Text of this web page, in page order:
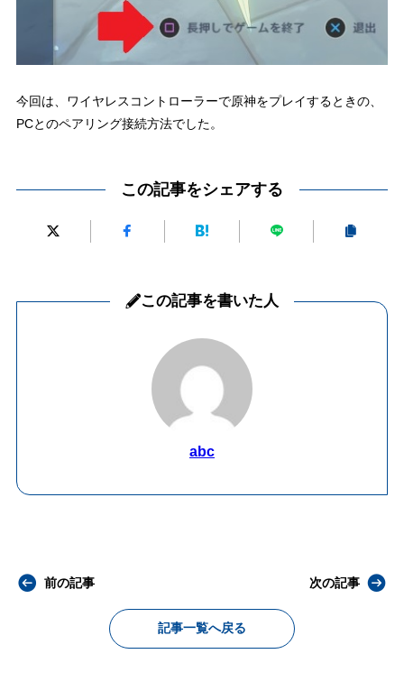
今回は、ワイヤレスコントローラーで原神をプレイするときの、
PCとのペアリング接続方法でした。
この記事をシェアする
この記事を書いた人
abc
前の記事
記事一覧へ戻る
次の記事